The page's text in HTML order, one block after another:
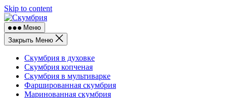
Skip to content
Меню
Закрыть Меню
Скумбрия в духовке
Скумбрия копченая
Скумбрия в мультиварке
Фаршированная скумбрия
Маринованная скумбрия